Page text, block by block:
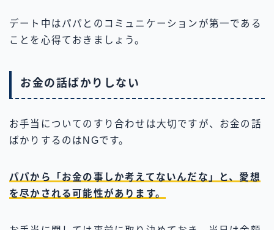
デート中はパパとのコミュニケーションが第一である
ことを心得ておきましょう。
お金の話ばかりしない
お手当についてのすり合わせは大切ですが、お金の話
ばかりするのはNGです。
パパから「お金の事しか考えてないんだな」と、愛想
を尽かされる可能性があります。